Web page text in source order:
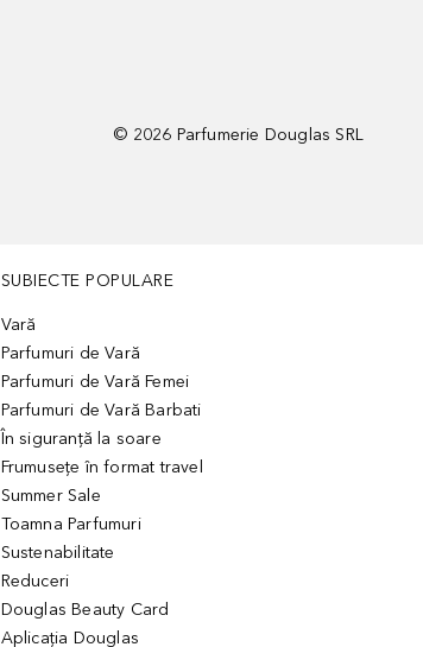
© 2026 Parfumerie Douglas SRL
SUBIECTE POPULARE
Vară
Parfumuri de Vară
Parfumuri de Vară Femei
Parfumuri de Vară Barbati
În siguranță la soare
Frumusețe în format travel
Summer Sale
Toamna Parfumuri
Sustenabilitate
Reduceri
Douglas Beauty Card
Aplicația Douglas